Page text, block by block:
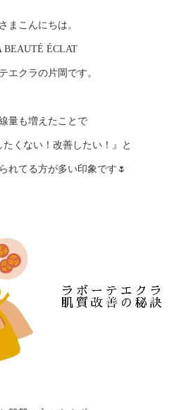
まこんにちは。
BEAUTÉ ÉCLAT
エクラの片岡です。
量も増えたことで
たくない！改善したい！』と
れてる方が多い印象です🌷